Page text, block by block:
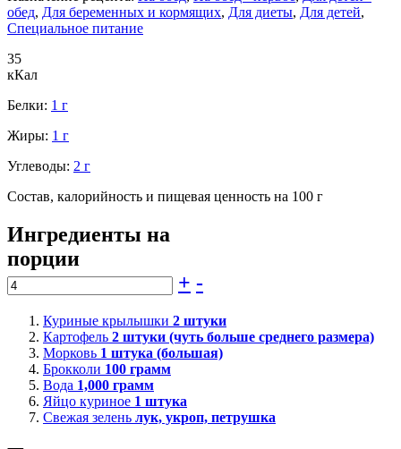
обед, Для беременных и кормящих, Для диеты, Для детей,
Специальное питание
35
кКал
Белки: 1 г
Жиры: 1 г
Углеводы: 2 г
Состав, калорийность и пищевая ценность на 100 г
Ингредиенты на
порции
+ -
Куриные крылышки 2 штуки
Картофель 2 штуки (чуть больше среднего размера)
Морковь 1 штука (большая)
Брокколи 100 грамм
Вода 1,000 грамм
Яйцо куриное 1 штука
Свежая зелень лук, укроп, петрушка